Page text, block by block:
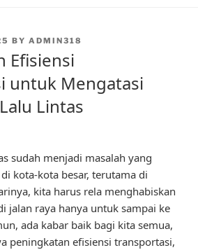
BY ADMIN318
Efisiensi
untuk Mengatasi
Lintas
sudah menjadi masalah yang
kota-kota besar, terutama di
kita harus rela menghabiskan
jalan raya hanya untuk sampai ke
ada kabar baik bagi kita semua,
peningkatan efisiensi transportasi,